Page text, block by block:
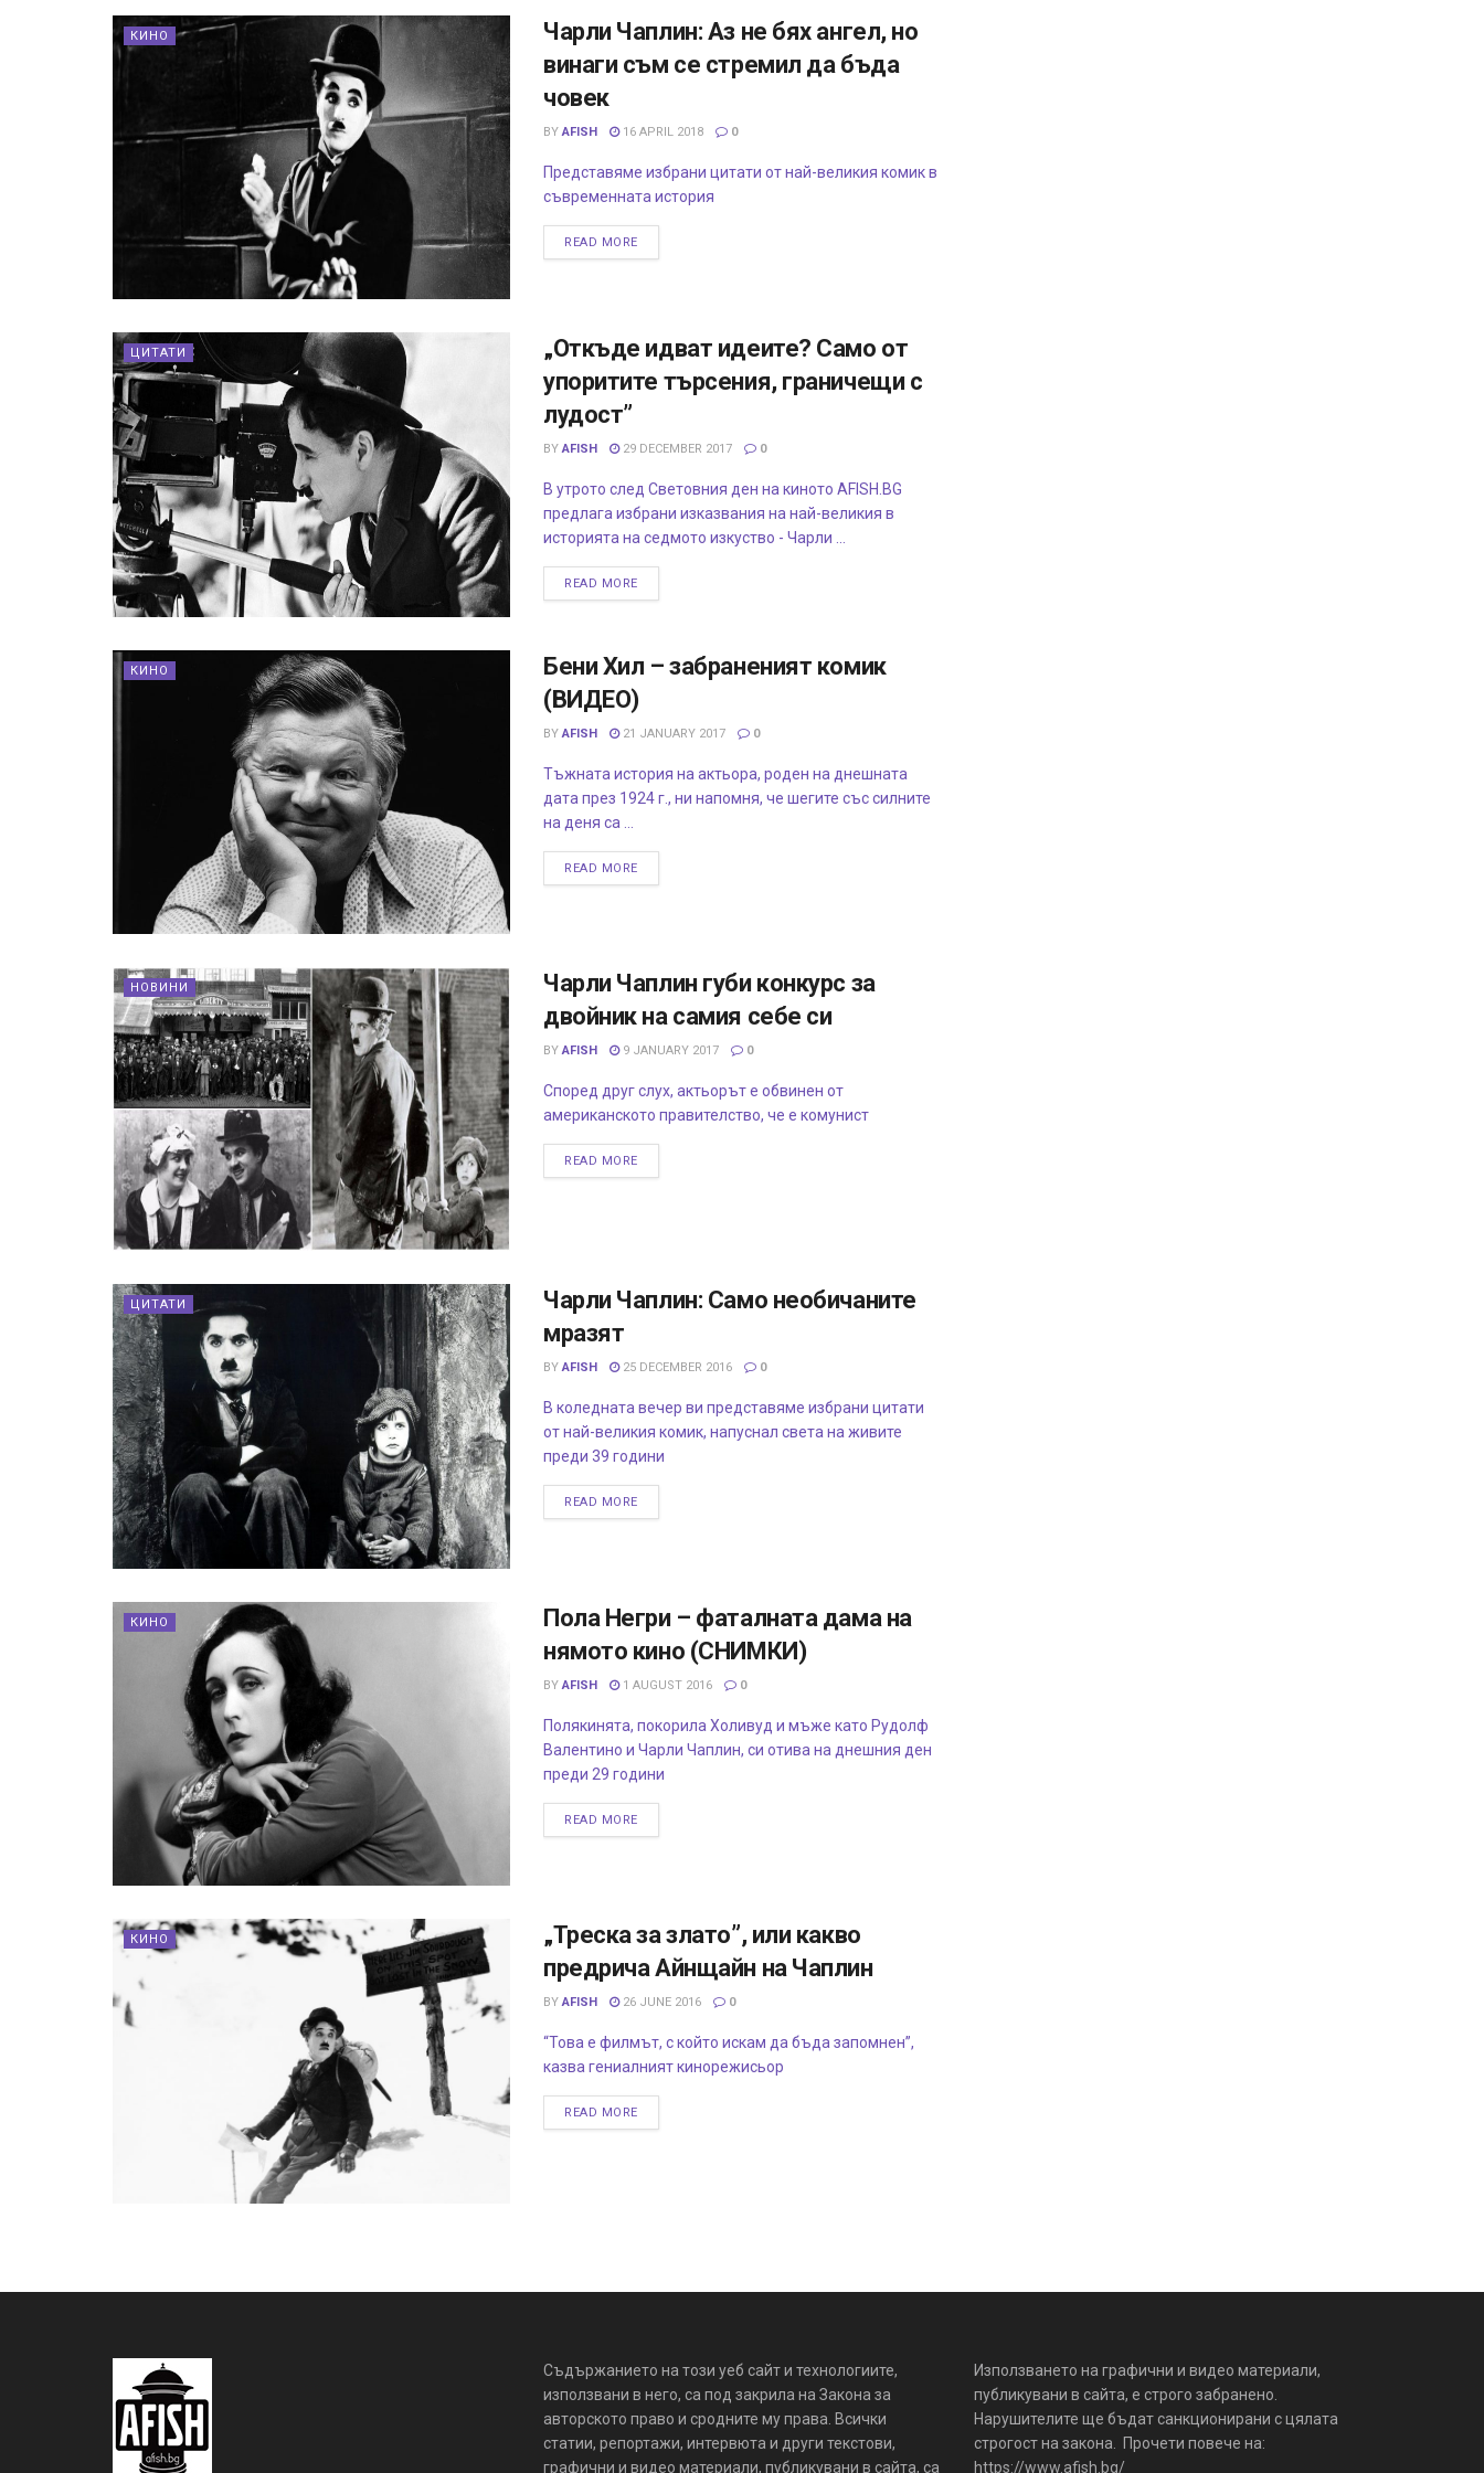
КИНО
Чарли Чаплин: Аз не бях ангел, но
винаги съм се стремил да бъда
човек
BY AFISH 16 APRIL 2018 0
Представяме избрани цитати от най-великия комик в
съвременната история
READ MORE
ЦИТАТИ
„Откъде идват идеите? Само от
упоритите търсения, граничещи с
лудост”
BY AFISH 29 DECEMBER 2017 0
В утрото след Световния ден на киното AFISH.BG
предлага избрани изказвания на най-великия в
историята на седмото изкуство - Чарли ...
READ MORE
КИНО
Бени Хил – забраненият комик
(ВИДЕО)
BY AFISH 21 JANUARY 2017 0
Тъжната история на актьора, роден на днешната
дата през 1924 г., ни напомня, че шегите със силните
на деня са ...
READ MORE
НОВИНИ
Чарли Чаплин губи конкурс за
двойник на самия себе си
BY AFISH 9 JANUARY 2017 0
Според друг слух, актьорът е обвинен от
американското правителство, че е комунист
READ MORE
ЦИТАТИ
Чарли Чаплин: Само необичаните
мразят
BY AFISH 25 DECEMBER 2016 0
В коледната вечер ви представяме избрани цитати
от най-великия комик, напуснал света на живите
преди 39 години
READ MORE
КИНО
Пола Негри – фаталната дама на
нямото кино (СНИМКИ)
BY AFISH 1 AUGUST 2016 0
Полякинята, покорила Холивуд и мъже като Рудолф
Валентино и Чарли Чаплин, си отива на днешния ден
преди 29 години
READ MORE
КИНО
„Треска за злато”, или какво
предрича Айнщайн на Чаплин
BY AFISH 26 JUNE 2016 0
“Това е филмът, с който искам да бъда запомнен”,
казва гениалният кинорежисьор
READ MORE
Съдържанието на този уеб сайт и технологиите,
използвани в него, са под закрила на Закона за
авторското право и сродните му права. Всички
статии, репортажи, интервюта и други текстови,
графични и видео материали, публикувани в сайта, са
Използването на графични и видео материали,
публикувани в сайта, е строго забранено.
Нарушителите ще бъдат санкционирани с цялата
строгост на закона. Прочети повече на:
https://www.afish.bg/